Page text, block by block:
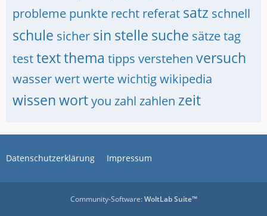
probleme punkte recht referat satz schnell
schule sicher sin stelle suche sätzetag
testtextthema tipps verstehen versuch
wasserwertwertewichtigwikipedia
wissenwortyou zahl zahlen zeit
Datenschutzerklärung Impressum
Community-Software:WoltLab Suite™